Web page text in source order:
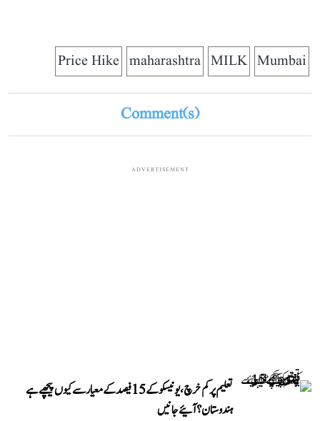
Mumbai
MILK
maharashtra
Price Hike
Comment(s)
ADVERTISEMENT
تعلیم پر کم خرچ، یونیسکو کے 15 فیصد کے معیار سے کیوں پیچھے ہے
ہندوستان؟ آئیے جانیں